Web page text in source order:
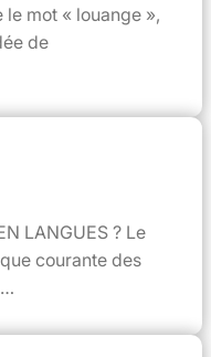
le mot « louange »,
de
LANGUES ? Le
courante des